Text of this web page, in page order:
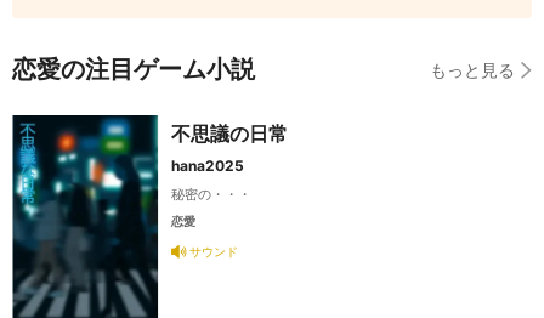
恋愛の注目ゲーム小説 もっと見る
不思議の日常
hana2025
秘密の・・・
恋愛
サウンド